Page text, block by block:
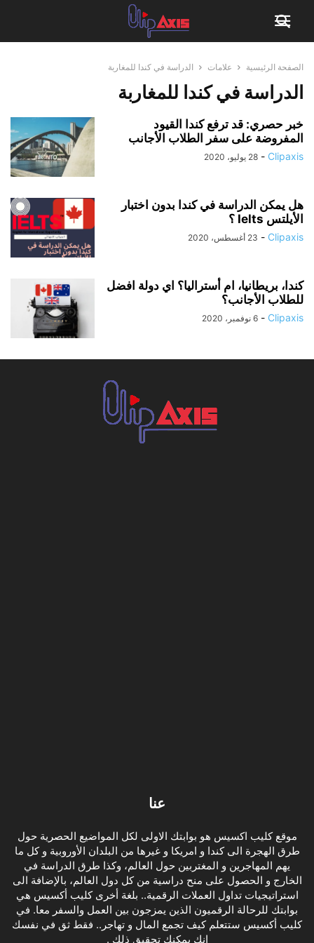
الصفحة الرئيسية علامات الدراسة في كندا للمغاربة
الدراسة في كندا للمغاربة
خبر حصري: قد ترفع كندا القيود
المفروضة على سفر الطلاب الأجانب
Clipaxis
- 28 يوليو، 2020
هل يمكن الدراسة في كندا بدون اختبار
الأيلتس Ielts ؟
Clipaxis
- 23 أغسطس، 2020
كندا، بريطانيا، ام أستراليا؟ اي دولة افضل
للطلاب الأجانب؟
Clipaxis
- 6 نوفمبر، 2020
عنا
موقع كليب اكسيس هو بوابتك الاولى لكل المواضيع الحصرية حول
طرق الهجرة الى كندا و امريكا و غيرها من البلدان الأوروبية و كل ما
يهم المهاجرين و المغتربين حول العالم، وكذا طرق الدراسة في
الخارج و الحصول على منح دراسية من كل دول العالم، بالإضافة الى
استراتيجيات تداول العملات الرقمية.. بلغة أخرى كليب أكسيس هي
بوابتك للرحالة الرقميون الذين يمزجون بين العمل والسفر معا. في
كليب أكسيس ستتعلم كيف تجمع المال و تهاجر.. فقط ثق في نفسك
انك يمكنك تحقيق ذلك .